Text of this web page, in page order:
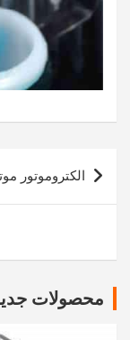
راهبری
نوشته
الکتروموتور
محصولات